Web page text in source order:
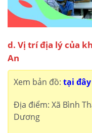
d. Vị trí địa lý của
An
Xem bản đồ: tại đây
Địa điểm: Xã Bình
Dương